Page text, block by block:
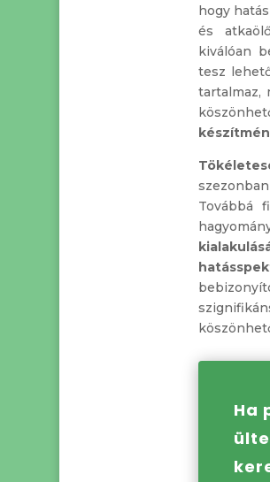
hogy
és
kiválóan
tesz
tartalmaz,
Továbbá
Ha